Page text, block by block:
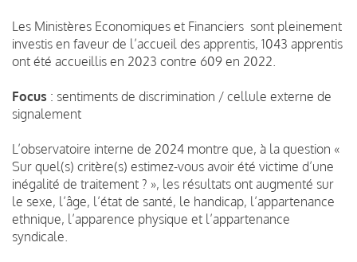
Les Ministères Economiques et Financiers sont pleinement
investis en faveur de l’accueil des apprentis, 1043 apprentis
ont été accueillis en 2023 contre 609 en 2022.
Focus : sentiments de discrimination / cellule externe de
signalement
L’observatoire interne de 2024 montre que, à la question «
Sur quel(s) critère(s) estimez-vous avoir été victime d’une
inégalité de traitement ? », les résultats ont augmenté sur
le sexe, l’âge, l’état de santé, le handicap, l’appartenance
ethnique, l’apparence physique et l’appartenance
syndicale.